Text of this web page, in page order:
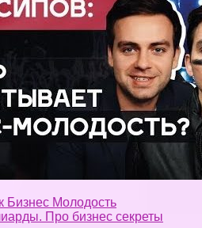
Молодость
Про бизнес секреты